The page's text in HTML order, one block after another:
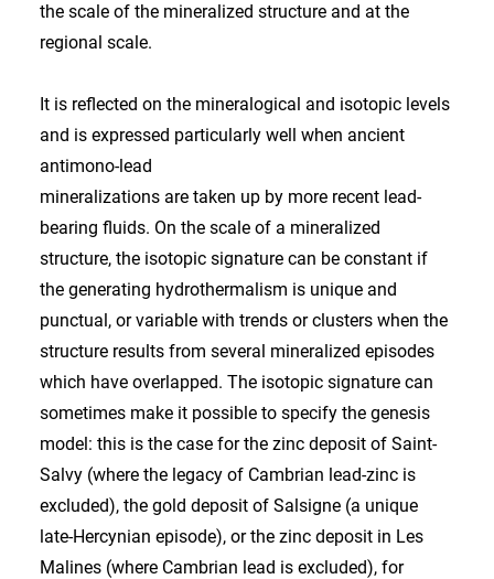
the scale of the mineralized structure and at the
regional scale.
It is reflected on the mineralogical and isotopic levels
and is expressed particularly well when ancient
antimono-lead
mineralizations are taken up by more recent lead-
bearing fluids. On the scale of a mineralized
structure, the isotopic signature can be constant if
the generating hydrothermalism is unique and
punctual, or variable with trends or clusters when the
structure results from several mineralized episodes
which have overlapped. The isotopic signature can
sometimes make it possible to specify the genesis
model: this is the case for the zinc deposit of Saint-
Salvy (where the legacy of Cambrian lead-zinc is
excluded), the gold deposit of Salsigne (a unique
late-Hercynian episode), or the zinc deposit in Les
Malines (where Cambrian lead is excluded), for